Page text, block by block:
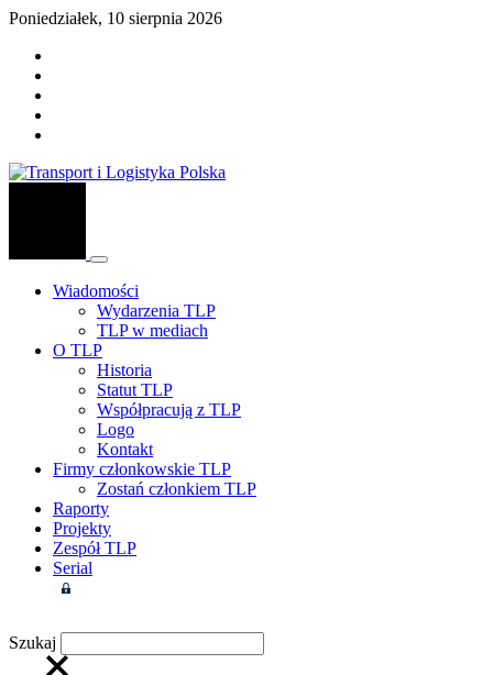
Poniedziałek, 10 sierpnia 2026
Wiadomości
Wydarzenia TLP
TLP w mediach
O TLP
Historia
Statut TLP
Współpracują z TLP
Logo
Kontakt
Firmy członkowskie TLP
Zostań członkiem TLP
Raporty
Projekty
Zespół TLP
Serial
Szukaj